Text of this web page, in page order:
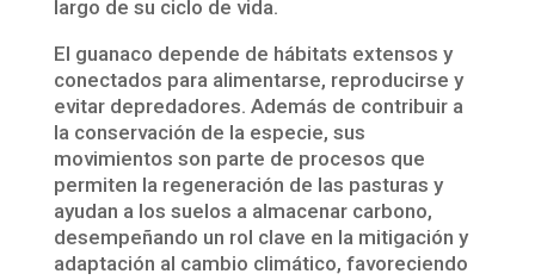
largo de su ciclo de vida.
El guanaco depende de hábitats extensos y
conectados para alimentarse, reproducirse y
evitar depredadores. Además de contribuir a
la conservación de la especie, sus
movimientos son parte de procesos que
permiten la regeneración de las pasturas y
ayudan a los suelos a almacenar carbono,
desempeñando un rol clave en la mitigación y
adaptación al cambio climático, favoreciendo